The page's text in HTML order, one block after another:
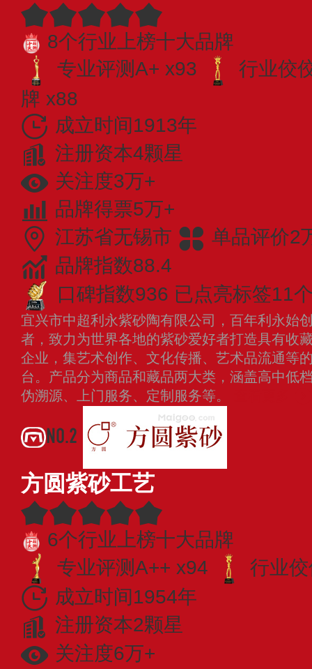
8个行业上榜十大品牌
专业评测A+ x93
行业佼
牌 x88
成立时间1913年
注册资本4颗星
关注度3万+
品牌得票5万+
江苏省无锡市
单品评价2
品牌指数88.4
口碑指数936 已点亮标签11
宜兴市中超利永紫砂陶有限公司，百年利永始
者，致力为世界各地的紫砂爱好者打造具有收
企业，集艺术创作、文化传播、艺术品流通等
台。产品分为商品和藏品两大类，涵盖高中低
伪溯源、上门服务、定制服务等。
NO.2
方圆紫砂工艺
6个行业上榜十大品牌
专业​评测A++ x94
行业
成立时间1954年
注册资本2颗星
关注度6万+